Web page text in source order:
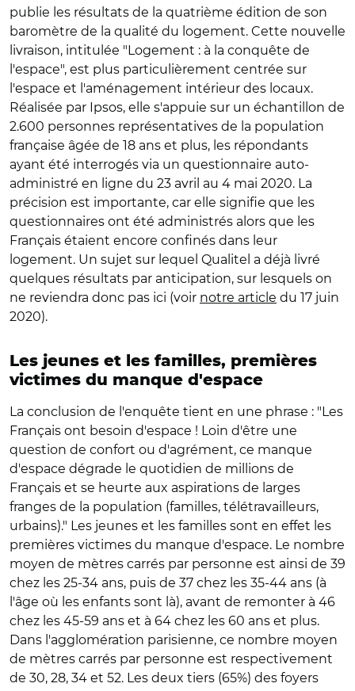
publie les résultats de la quatrième édition de son
baromètre de la qualité du logement. Cette nouvelle
livraison, intitulée "Logement : à la conquête de
l'espace", est plus particulièrement centrée sur
l'espace et l'aménagement intérieur des locaux.
Réalisée par Ipsos, elle s'appuie sur un échantillon de
2.600 personnes représentatives de la population
française âgée de 18 ans et plus, les répondants
ayant été interrogés via un questionnaire auto-
administré en ligne du 23 avril au 4 mai 2020. La
précision est importante, car elle signifie que les
questionnaires ont été administrés alors que les
Français étaient encore confinés dans leur
logement. Un sujet sur lequel Qualitel a déjà livré
quelques résultats par anticipation, sur lesquels on
ne reviendra donc pas ici (voir notre article du 17 juin
2020).
Les jeunes et les familles, premières
victimes du manque d'espace
La conclusion de l'enquête tient en une phrase : "Les
Français ont besoin d'espace ! Loin d'être une
question de confort ou d'agrément, ce manque
d'espace dégrade le quotidien de millions de
Français et se heurte aux aspirations de larges
franges de la population (familles, télétravailleurs,
urbains)." Les jeunes et les familles sont en effet les
premières victimes du manque d'espace. Le nombre
moyen de mètres carrés par personne est ainsi de 39
chez les 25-34 ans, puis de 37 chez les 35-44 ans (à
l'âge où les enfants sont là), avant de remonter à 46
chez les 45-59 ans et à 64 chez les 60 ans et plus.
Dans l'agglomération parisienne, ce nombre moyen
de mètres carrés par personne est respectivement
de 30, 28, 34 et 52. Les deux tiers (65%) des foyers